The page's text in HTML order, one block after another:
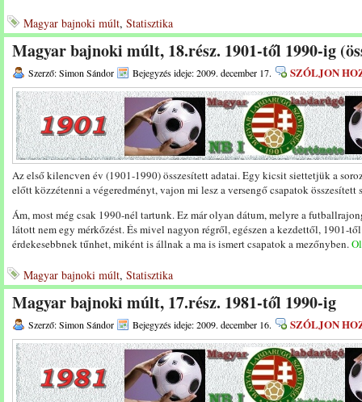
Magyar bajnoki múlt, Statisztika
Magyar bajnoki múlt, 18.rész. 1901-től 1990-ig
Szerző: Simon Sándor Bejegyzés ideje: 2009. december 17. SZÓLJON
Az első kilencven év (1901-1990) összesített adatai. Egy kicsit siettetjük a
előtt közzétenni a végeredményt, vajon mi lesz a versengő csapatok összesített
Ám, most még csak 1990-nél tartunk. Ez már olyan dátum, melyre a
látott nem egy mérkőzést. És mivel nagyon régről, egészen a kezdettől, 1901-
érdekesebbnek tűnhet, miként is állnak a ma is ismert csapatok a mezőnyben.
Magyar bajnoki múlt, Statisztika
Magyar bajnoki múlt, 17.rész. 1981-től 1990-ig
Szerző: Simon Sándor Bejegyzés ideje: 2009. december 16. SZÓLJON